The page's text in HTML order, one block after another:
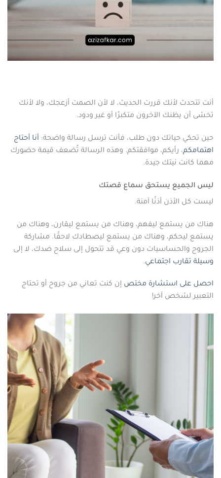
أنت تتحدث لأنك قررت الحديث، لا لأن الصمت أزعجك، ولا لأنك
تخشى أن يظنك الآخرون متكبرًا أو غير ودود.
حين تحكي حياتك دون طلب، فأنت ترسل رسالة واضحة: أنا أحتاج
اهتمامكم، رأيكم، موافقتكم. وهذه الرسالة تُضعف قيمة حضورك
مهما كانت نيتك جيدة.
ليس الجميع يستحق سماع قصتك
ليست كل الأذن أذنًا آمنة.
هناك من يستمع ليفهم، وهناك من يستمع ليقارن، وهناك من
يستمع ليحكم، وهناك من يستمع ليصطادك لاحقًا. مشاركة
الجروح والحساسيات دون وعي قد تتحول إلى سلاح ضدك، لا إلى
وسيلة تقارب اجتماعي.
احصل على استشارة مختص إن كنت تعاني من جروح أو تحتاج
التعبير لشخص آخر!